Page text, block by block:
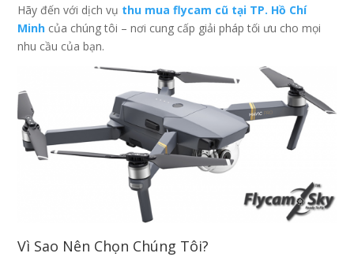
Hãy đến với dịch vụ thu mua flycam cũ tại TP. Hồ Chí
Minh của chúng tôi – nơi cung cấp giải pháp tối ưu cho mọi
nhu cầu của bạn.
Vì Sao Nên Chọn Chúng Tôi?